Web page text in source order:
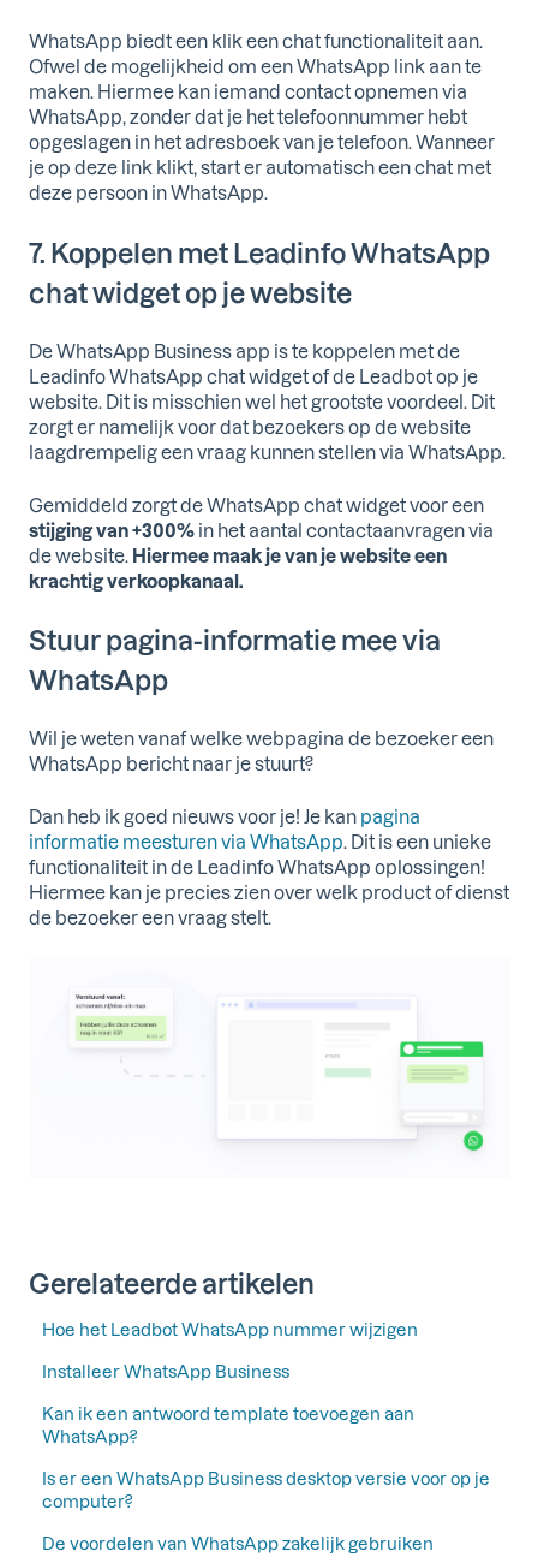
WhatsApp biedt een klik een chat functionaliteit aan.
Ofwel de mogelijkheid om een WhatsApp link aan te
maken. Hiermee kan iemand contact opnemen via
WhatsApp, zonder dat je het telefoonnummer hebt
opgeslagen in het adresboek van je telefoon. Wanneer
je op deze link klikt, start er automatisch een chat met
deze persoon in WhatsApp.
7. Koppelen met Leadinfo WhatsApp
chat widget op je website
De WhatsApp Business app is te koppelen met de
Leadinfo WhatsApp chat widget of de Leadbot op je
website. Dit is misschien wel het grootste voordeel. Dit
zorgt er namelijk voor dat bezoekers op de website
laagdrempelig een vraag kunnen stellen via WhatsApp.
Gemiddeld zorgt de WhatsApp chat widget voor een
stijging van +300% in het aantal contactaanvragen via
de website. Hiermee maak je van je website een
krachtig verkoopkanaal.
Stuur pagina-informatie mee via
WhatsApp
Wil je weten vanaf welke webpagina de bezoeker een
WhatsApp bericht naar je stuurt?
Dan heb ik goed nieuws voor je! Je kan pagina
informatie meesturen via WhatsApp. Dit is een unieke
functionaliteit in de Leadinfo WhatsApp oplossingen!
Hiermee kan je precies zien over welk product of dienst
de bezoeker een vraag stelt.
Gerelateerde artikelen
Hoe het Leadbot WhatsApp nummer wijzigen
Installeer WhatsApp Business
Kan ik een antwoord template toevoegen aan
WhatsApp?
Is er een WhatsApp Business desktop versie voor op je
computer?
De voordelen van WhatsApp zakelijk gebruiken